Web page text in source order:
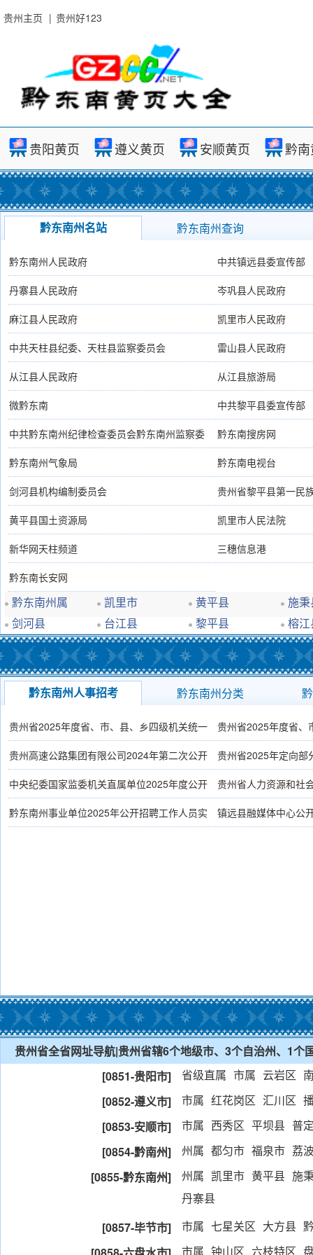
贵州主页 | 贵州好123
贵阳黄页 遵义黄页 安顺黄页 黔
黔东南州名站 黔东南州查询
黔东南州人民政府 中共镇远县委宣传部
丹寨县人民政府 岑巩县人民政府
麻江县人民政府 凯里市人民政府
中共天柱县纪委、天柱县监察委员会 雷山县人民政府
从江县人民政府 从江县旅游局
微黔东南 中共黎平县委宣传部
中共黔东南州纪律检查委员会黔东南州监察委 黔东南搜房网
黔东南州气象局 黔东南电视台
剑河县机构编制委员会 贵州省黎平县第一民
黄平县国土资源局 凯里市人民法院
新华网天柱频道 三穗信息港
黔东南长安网
黔东南州属 凯里市 黄平县
施秉
剑河县
台江县 黎平县 榕江
黔东南州人事招考 黔东南州分类
贵州省2025年度省、市、县、乡四级机关统一
面向社会公开招录公务员（人民警察）公告(1-
16)
贵州省2025年度省、
员公告(1-16)
贵州高速公路集团有限公司2024年第二次公开
招聘信息(12-7)
贵州省2025年定向部
题网站 (12-7)
中央纪委国家监委机关直属单位2025年度公开
招聘工作人员公告(12-5)
贵州省人力资源和社
站(12-2)
黔东南州事业单位2025年公开招聘工作人员实
镇远县融媒体中心公
贵州省全省网址导航|贵州省辖6个地级市、3个自治州、1
[0851-贵阳市]
省级直属 市属 云岩区
[0852-遵义市]
市属 红花岗区 汇川区
[0853-安顺市]
市属 西秀区 平坝县 普
[0854-黔南州]
州属 都匀市 福泉市 荔
[0855-黔东南州]
州属 凯里市 黄平县 施
丹寨县
[0857-毕节市]
市属 七星关区 大方县
市属 钟山区 六枝特区